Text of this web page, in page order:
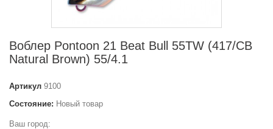
Воблер Pontoon 21 Beat Bull 55TW (417/CB
Natural Brown) 55/4.1
Артикул 9100
Состояние: Новый товар
Ваш город: